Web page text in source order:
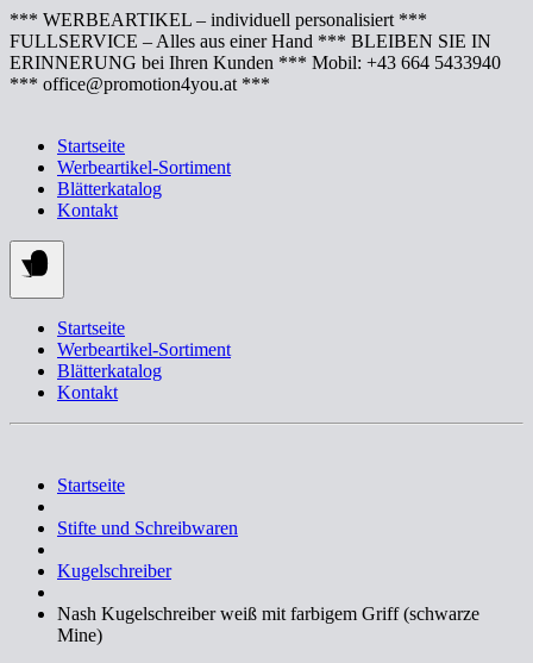
Springe
zum
Inhalt
*** WERBEARTIKEL – individuell personalisiert ***
FULLSERVICE – Alles aus einer Hand *** BLEIBEN SIE IN
ERINNERUNG bei Ihren Kunden *** Mobil: +43 664 5433940
*** office@promotion4you.at ***
Startseite
Werbeartikel-Sortiment
Blätterkatalog
Kontakt
Startseite
Werbeartikel-Sortiment
Blätterkatalog
Kontakt
Startseite
Stifte und Schreibwaren
Kugelschreiber
Nash Kugelschreiber weiß mit farbigem Griff (schwarze
Mine)